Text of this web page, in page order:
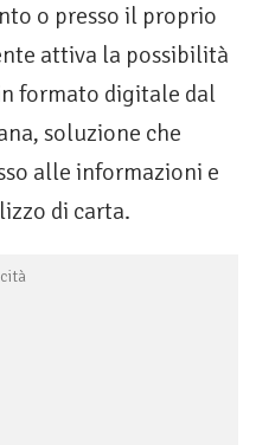
o presso il proprio
attiva la possibilità
formato digitale dal
soluzione che
alle informazioni e
di carta.